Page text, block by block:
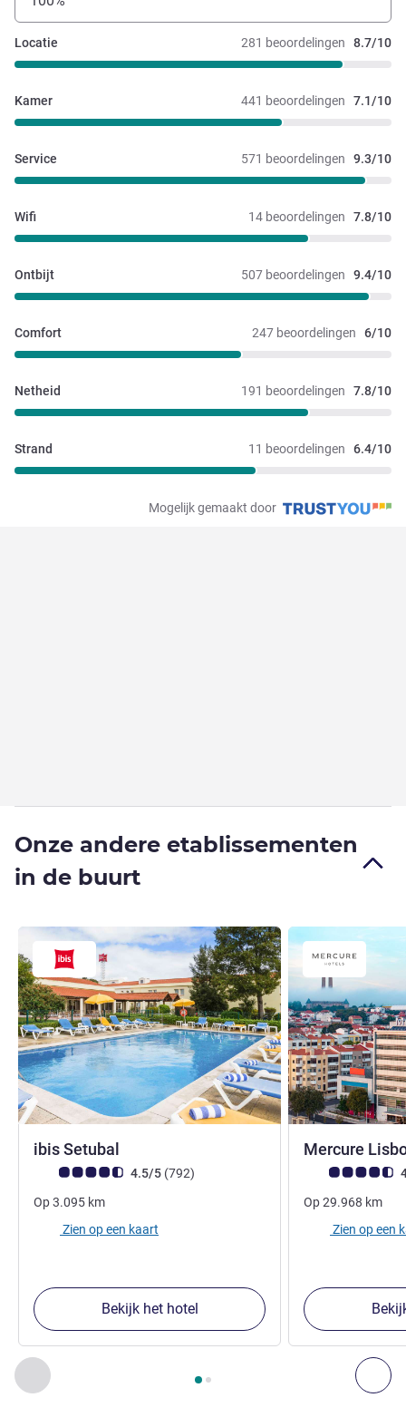
281 beoordelingen 8.7/10
Locatie
441 beoordelingen 7.1/10
Kamer
571 beoordelingen 9.3/10
Service
14 beoordelingen 7.8/10
Wifi
507 beoordelingen 9.4/10
Ontbijt
247 beoordelingen 6/10
Comfort
191 beoordelingen 7.8/10
Netheid
11 beoordelingen 6.4/10
Strand
Mogelijk gemaakt door
Onze andere etablissementen
in de buurt
Vorige - Onze andere etablissementen in de buurt
Pagina , Onze andere etablissementen in de buurt 1
ibis Setubal
Avis-klantbeoordeling (ALL beoordeling)
4.5/5 (792beoordelingen
)
Op3.095 km
Zien op een kaart
Bekijk het hotel
Mercure
Avis-
Op29.968 km
Zien op een